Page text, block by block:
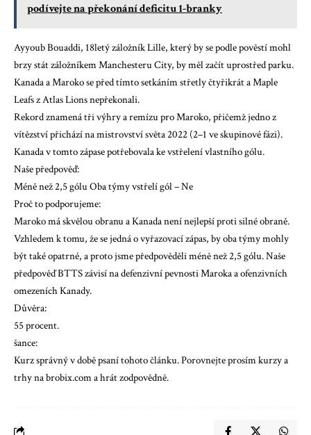
podívejte na překonání deficitu 1-branky
Ayyoub Bouaddi, 18letý záložník Lille, který by se podle pověstí mohl
brzy stát záložníkem Manchesteru City, by měl začít uprostřed parku.
Kanada a Maroko se před tímto setkáním střetly čtyřikrát a Maple
Leafs z Atlas Lions nepřekonali.
Rekord znamená tři výhry a remízu pro Maroko, přičemž jedno z
vítězství přichází na mistrovství světa 2022 (2–1 ve skupinové fázi).
Kanada v tomto zápase potřebovala ke vstřelení vlastního gólu.
Naše předpověď:
Méně než 2,5 gólu Oba týmy vstřelí gól – Ne
Proč to podporujeme:
Maroko má skvělou obranu a Kanada není nejlepší proti silné obraně.
Vzhledem k tomu, že se jedná o vyřazovací zápas, by oba týmy mohly
být také opatrné, a proto jsme předpověděli méně než 2,5 gólu. Naše
předpověď BTTS závisí na defenzivní pevnosti Maroka a ofenzivních
omezeních Kanady.
Důvěra:
55 procent.
šance:
Kurz správný v době psaní tohoto článku. Porovnejte prosím kurzy a
trhy nabrobix.coma hrát zodpovědně.